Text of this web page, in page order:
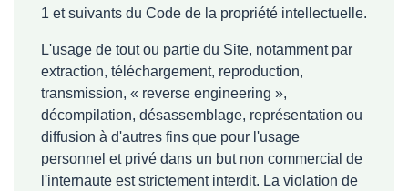
1 et suivants du Code de la propriété intellectuelle.
L'usage de tout ou partie du Site, notamment par
extraction, téléchargement, reproduction,
transmission, « reverse engineering »,
décompilation, désassemblage, représentation ou
diffusion à d'autres fins que pour l'usage
personnel et privé dans un but non commercial de
l'internaute est strictement interdit. La violation de